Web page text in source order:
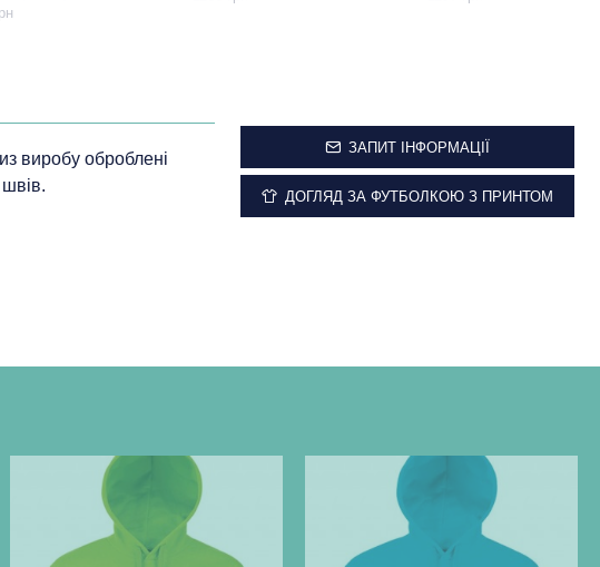
виробу оброблені
ЗАПИТ ІНФОРМАЦІЇ
ДОГЛЯД ЗА ФУТБОЛКОЮ З ПРИНТОМ